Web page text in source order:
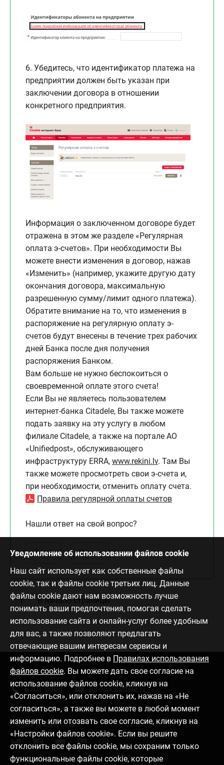
6. Убедитесь, что идентификатор платежа на
предприятии должен быть указан при
заключении договора в отношении
конкретного предприятия.
Информация о заключенном договоре будет
отражена в этом же разделе «Регулярная
оплата э-счетов». При необходимости Вы
можете внести изменения в договор, нажав
«Изменить» (например, укажите другую дату
окончания договора, максимальную
разрешенную сумму/лимит одного платежа).
Обратите внимание на то, что изменения в
распоряжение на регулярную оплату э-
счетов будут внесены в течение трех рабочих
дней Банка после дня получения
распоряжения Банком.
Вам больше не нужно беспокоиться о
своевременной оплате этого счета!
Если Вы не являетесь пользователем
интернет-банка Citadele, Вы также можете
подать заявку на эту услугу в любом
филиале Citadele, а также на портале АО
«Unifiedpost», обслуживающего
инфраструктуру ERRA, www.rekini.lv. Там Вы
также можете просмотреть свои э-счета и,
при необходимости, отменить оплату счета.
Правила регулярной оплаты счетов
Нашли ответ на свой вопрос?
Да Нет
В начало страницы
Уведомление об использовании файлов cookie
Наш сайт использует как собственные файлы
cookie, так и файлы cookie третьих лиц. Данные
файлы cookie дают нам возможность лучше
понимать ваши предпочтения, помогая сделать
использование сайта и онлайн-услуг более удобным
для вас, а также позволяют предлагать
отвечающие вашим интересам сервисы и
информацию. Подробнее в Правилах использования
файлов cookie. Вы можете дать свое согласие на
использование файлов cookie, кликнув на
«Согласиться», или отклонить их, нажав на «Не
согласиться», а также вы можете в любой момент
изменить или отозвать свое согласие, кликнув на
«Настройки файлов cookie». Если вы решите
отклонить все файлы cookie, мы сохраним только
функциональные файлы cookie, которые
Связаться с нами
6701 0000 info@citadele.lv
Следите за новостями